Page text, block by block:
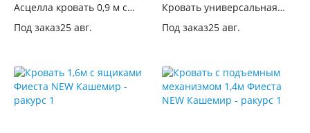
Асцелла кровать 0,9 м с
Под заказ25 авг.
Кровать универсальная
Под заказ25 авг.